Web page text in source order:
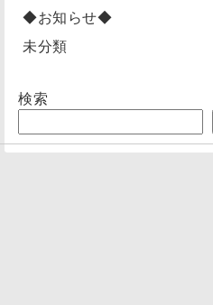
◆お知らせ◆
未分類
検索